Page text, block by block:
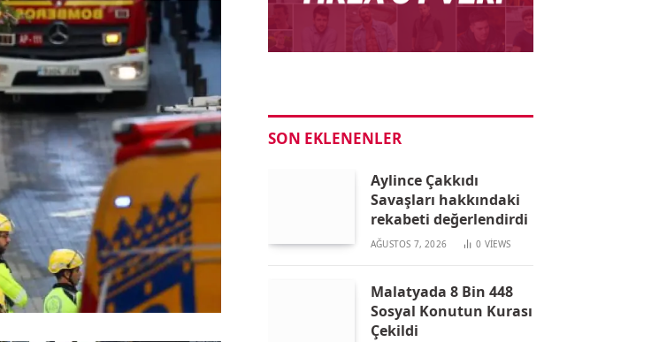
SON EKLENENLER
Aylince Çakkıdı
Savaşları hakkındaki
rekabeti değerlendirdi
AĞUSTOS 7, 2026 0 VIEWS
Malatyada 8 Bin 448
Sosyal Konutun Kurası
Çekildi